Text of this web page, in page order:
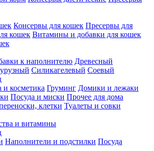
Консервы для кошек Пресервы для
кошек Витамины и добавки для кошек
к наполнителю Древесный
Силикагелевый Соевый
и косметика Груминг Домики и лежаки
Посуда и миски Прочее для дома
клетки Туалеты и совки
и витамины
Наполнители и подстилки Посуда